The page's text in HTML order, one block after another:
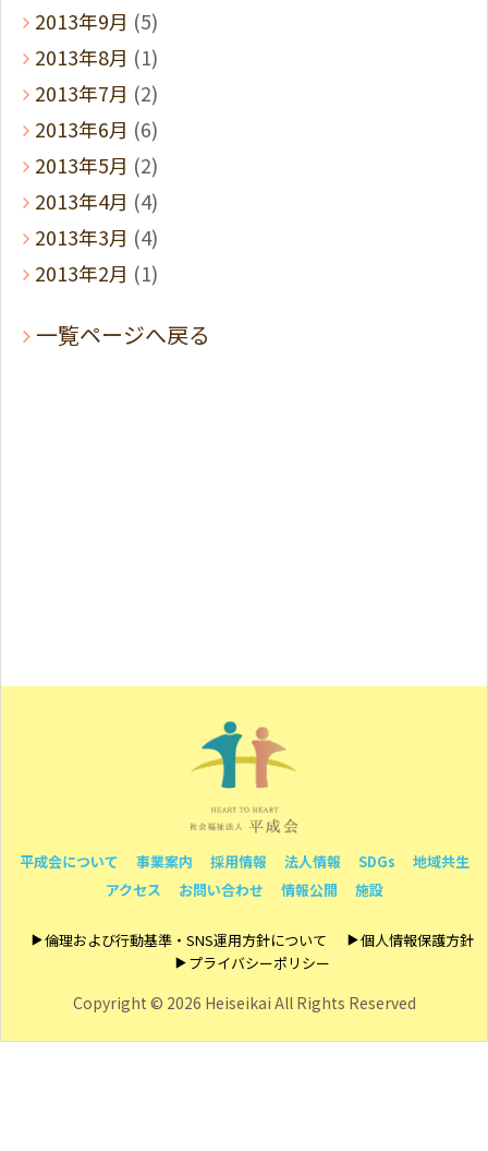
2013年9月 (5)
2013年8月 (1)
2013年7月 (2)
2013年6月 (6)
2013年5月 (2)
2013年4月 (4)
2013年3月 (4)
2013年2月 (1)
一覧ページへ戻る
平成会について 事業案内 採用情報 法人情報 SDGs
地域共生
アクセス
お問い合わせ 情報公開 施設
倫理および行動基準・SNS運用方針について
個人情報保護方針
プライバシーポリシー
Copyright © 2026 Heiseikai All Rights Reserved